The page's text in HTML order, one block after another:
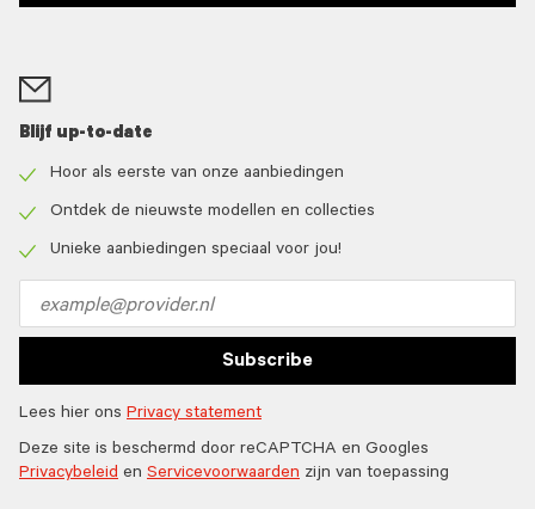
Blijf up-to-date
icon
Hoor als eerste van onze aanbiedingen
icon
Ontdek de nieuwste modellen en collecties
Unieke aanbiedingen speciaal voor jou!
address
Subscribe
Lees hier ons Privacy statement
Deze site is beschermd door reCAPTCHA en Googles
Privacybeleid en Servicevoorwaarden zijn van toepassing